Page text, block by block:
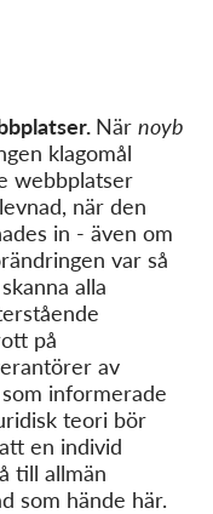
När noyb
klagomål
webbplatser
när den
in - även om
var så
alla
på
av
informerade
teori bör
en individ
till allmän
som hände här.